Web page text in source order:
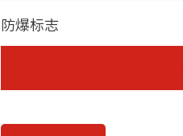
防爆标志